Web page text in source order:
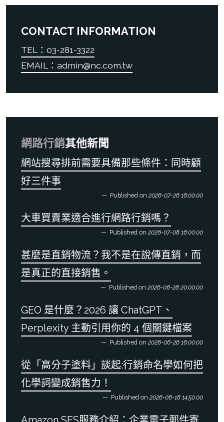
CONTACT INFORMATION
TEL：03-281-3322
EMAIL：admin@nc.com.tw
網路行銷其他新聞
網站搜尋排前需要具備那些條件：同時顧
好三件事
Published on 2026-07-26 16:00:00
大車買賣業適合進行網路行銷嗎？
Published on 2026-07-08 16:00:00
甚麼是直銷物流？我不是在說傳直銷，而
是真正的直接銷售。
Published on 2026-06-28 20:00:00
GEO 是什麼？2026 讓 ChatGPT、
Perplexity 主動引用你的 4 個關鍵檔案
Published on 2026-06-26 16:00:00
從「高分子塗料」談起:行銷命名學如何把
化學詞變成銷售力！
Published on 2026-06-18 14:50:00